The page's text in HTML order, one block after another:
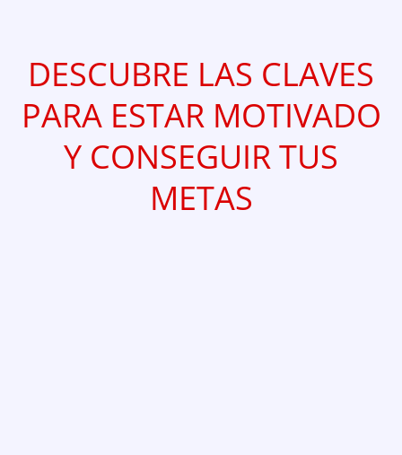
DESCUBRE LAS CLAVES
PARA ESTAR MOTIVADO
Y CONSEGUIR TUS
METAS